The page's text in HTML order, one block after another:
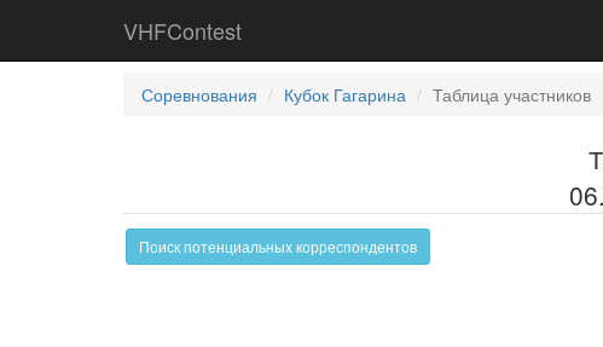
VHFContest
Соревнования Кубок Гагарина Таблица участников
Поиск потенциальных корреспондентов